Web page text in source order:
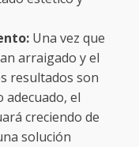
Una vez que
arraigado y el
resultados son
adecuado, el
creciendo de
solución